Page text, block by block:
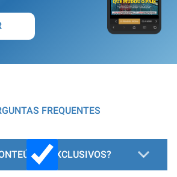
FREQUENTES
EXCLUSIVOS?